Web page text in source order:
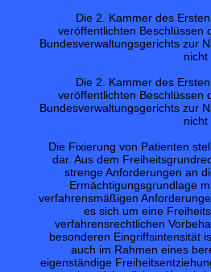
Die 2. Kammer des
veröffentlichten Beschlüssen
Bundesverwaltungsgerichts zur
Die 2. Kammer des
veröffentlichten Beschlüssen
Bundesverwaltungsgerichts zur
Die Fixierung von Patienten
dar. Aus dem
strenge Anforderungen an
Ermächtigungsgrundlage
verfahrensmäßigen
es sich um eine
verfahrensrechtlichen
besonderen Eingriffsintensität
auch im Rahmen eines
eigenständige